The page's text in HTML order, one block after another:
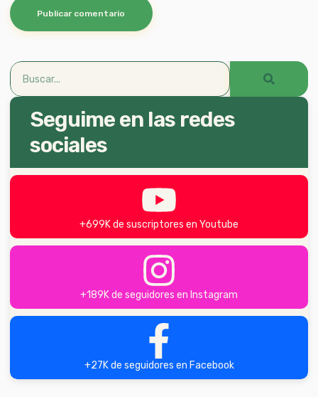
Seguime en las redes
sociales
+699K de suscriptores en Youtube
+189K de seguidores en Instagram
+27K de seguidores en Facebook